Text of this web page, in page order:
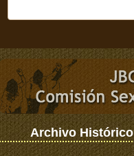
Archivo Histórico